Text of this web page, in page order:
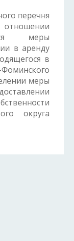
перечня
меры
в аренду
в
меры
округа